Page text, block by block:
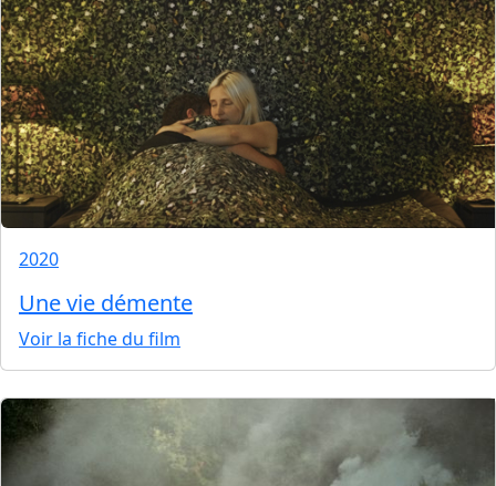
2020
Une vie démente
Voir la fiche du film